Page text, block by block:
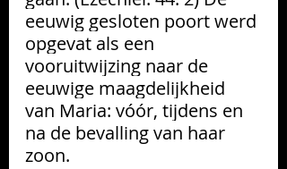
eeuwig gesloten poort werd
opgevat als een
vooruitwijzing naar de
eeuwige maagdelijkheid
van Maria: vóór, tijdens en
na de bevalling van haar
zoon.